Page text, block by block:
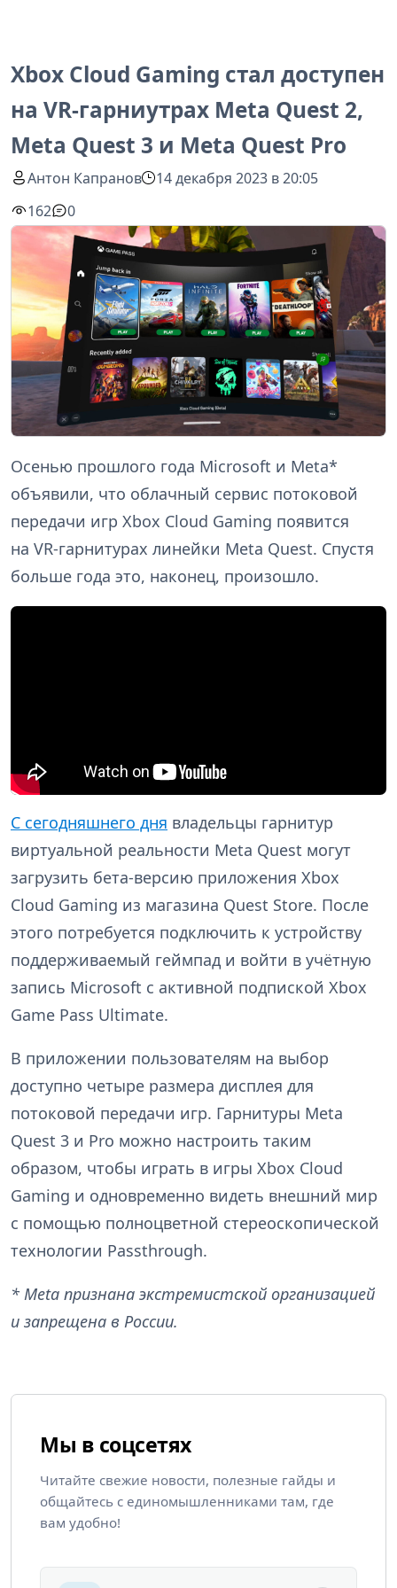
Xbox Cloud Gaming стал доступен
на VR-гарниутрах Meta Quest 2,
Meta Quest 3 и Meta Quest Pro
Антон Капранов
14 декабря 2023 в 20:05
162
0
Осенью прошлого года Microsoft и Meta*
объявили, что облачный сервис потоковой
передачи игр Xbox Cloud Gaming появится
на VR-гарнитурах линейки Meta Quest. Спустя
больше года это, наконец, произошло.
С сегодняшнего дня владельцы гарнитур
виртуальной реальности Meta Quest могут
загрузить бета-версию приложения Xbox
Cloud Gaming из магазина Quest Store. После
этого потребуется подключить к устройству
поддерживаемый геймпад и войти в учётную
запись Microsoft с активной подпиской Xbox
Game Pass Ultimate.
В приложении пользователям на выбор
доступно четыре размера дисплея для
потоковой передачи игр. Гарнитуры Meta
Quest 3 и Pro можно настроить таким
образом, чтобы играть в игры Xbox Cloud
Gaming и одновременно видеть внешний мир
с помощью полноцветной стереоскопической
технологии Passthrough.
* Meta признана экстремистской организацией
и запрещена в России.
Мы в соцсетях
Читайте свежие новости, полезные гайды и
общайтесь с единомышленниками там, где
вам удобно!